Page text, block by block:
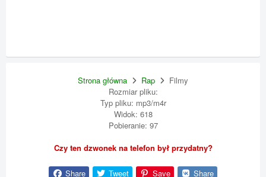
Strona główna Rap
Filmy
Rozmiar pliku:
Typ pliku: mp3/m4r
Widok: 618
Pobieranie: 97
Czy ten dzwonek na telefon był przydatny?
Share Tweet Save Share